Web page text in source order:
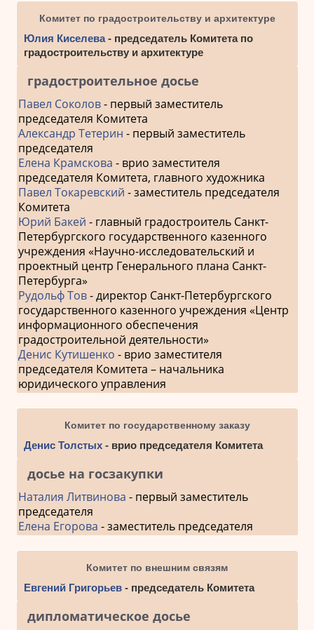
Комитет по градостроительству и архитектуре
Юлия Киселева- председатель Комитета по
градостроительству и архитектуре
градостроительное досье
Павел Соколов- первый заместитель
председателя Комитета
Александр Тетерин - первый заместитель
председателя
Елена Крамскова - врио заместителя
председателя Комитета, главного художника
Павел Токаревский - заместитель председателя
Комитета
Юрий Бакей - главный градостроитель Санкт-
Петербургского государственного казенного
учреждения «Научно-исследовательский и
проектный центр Генерального плана Санкт-
Петербурга»
Рудольф Тов- директор Санкт-Петербургского
государственного казенного учреждения «Центр
информационного обеспечения
градостроительной деятельности»
Денис Кутишенко - врио заместителя
председателя Комитета – начальника
юридического управления
Комитет по государственному заказу
Денис Толстых- врио председателя Комитета
досье на госзакупки
Наталия Литвинова - первый заместитель
председателя
Елена Егорова - заместитель председателя
Комитет по внешним связям
Евгений Григорьев- председатель Комитета
дипломатическое досье